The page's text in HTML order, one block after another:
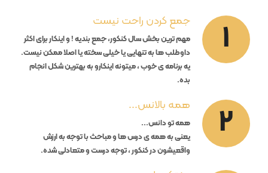
1 جمع کردن راحت نیست
مهم ترین بخش سال کنکور، جمع بندیه ! و اینکار برای اکثر
داوطلب ها به تنهایی یا خیلی سخته یا اصلا ممکن نیست.
یه برنامه ی خوب ، میتونه اینکارو به بهترین شکل انجام
بده.
2 همه بالانس...
همه تو دانس...
یعنی به همه ی درس ها و مباحث با توجه به ارزش
واقعیشون در کنکور ، توجه درست و متعادلی شده.